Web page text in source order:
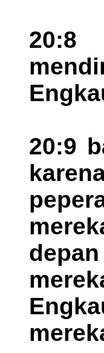
20:8
20:9